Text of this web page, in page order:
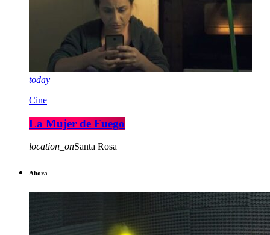
today
Cine
La Mujer de Fuego
location_onSanta Rosa
Ahora